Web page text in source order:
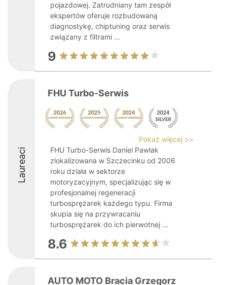
pojazdowej. Zatrudniany tam zespół
ekspertów oferuje rozbudowaną
diagnostykę, chiptuning oraz serwis
związany z filtrami ...
9
Laureaci
FHU Turbo-Serwis
Pokaż więcej >>
FHU Turbo-Serwis Daniel Pawlak
zlokalizowana w Szczecinku od 2006
roku działa w sektorze
motoryzacyjnym, specjalizując się w
profesjonalnej regeneracji
turbosprężarek każdego typu. Firma
skupia się na przywracaniu
turbosprężarek do ich pierwotnej ...
8.6
AUTO MOTO Bracia Grzegorz